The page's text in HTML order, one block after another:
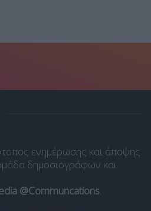
ενημέρωσης και άποψης
δημοσιογράφων και
@Communcations.